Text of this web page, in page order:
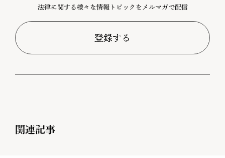
法律に関する様々な情報トピックをメルマガで配信
登録する
関連記事